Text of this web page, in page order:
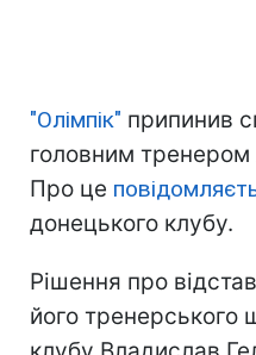
"Олімпік" припинив
головним
Про це
донецького клубу.
Рішення про
його тренерського